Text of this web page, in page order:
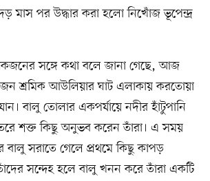
মাস পর উদ্ধার করা হলো নিখোঁজ ভূপেন্দ্র
সঙ্গে কথা বলে জানা গেছে, আজ
শ্রমিক আউলিয়ার ঘাট এলাকায় করতোয়া
বালু তোলার একপর্যায়ে নদীর হাঁটুপানি
শক্ত কিছু অনুভব করেন তাঁরা। এ সময়
বালু সরাতে গেলে প্রথমে কিছু কাপড়
সন্দেহ হলে বালু খনন করে তাঁরা একটি